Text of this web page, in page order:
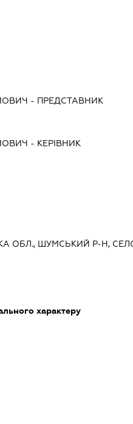
- ПРЕДСТАВНИК
- КЕРІВНИК
ОБЛ., ШУМСЬКИЙ Р-Н,
характеру